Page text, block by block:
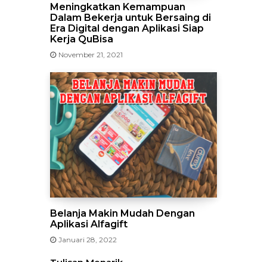
Meningkatkan Kemampuan
Dalam Bekerja untuk Bersaing di
Era Digital dengan Aplikasi Siap
Kerja QuBisa
November 21, 2021
Belanja Makin Mudah Dengan
Aplikasi Alfagift
Januari 28, 2022